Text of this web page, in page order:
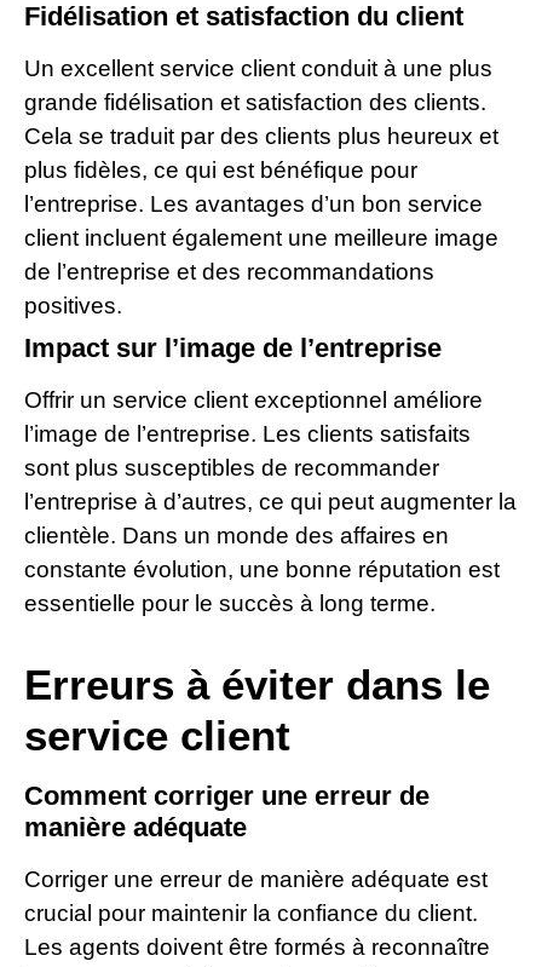
Fidélisation et satisfaction du client
Un excellent service client conduit à une plus
grande fidélisation et satisfaction des clients.
Cela se traduit par des clients plus heureux et
plus fidèles, ce qui est bénéfique pour
l’entreprise. Les avantages d’un bon service
client incluent également une meilleure image
de l’entreprise et des recommandations
positives.
Impact sur l’image de l’entreprise
Offrir un service client exceptionnel améliore
l’image de l’entreprise. Les clients satisfaits
sont plus susceptibles de recommander
l’entreprise à d’autres, ce qui peut augmenter la
clientèle. Dans un monde des affaires en
constante évolution, une bonne réputation est
essentielle pour le succès à long terme.
Erreurs à éviter dans le
service client
Comment corriger une erreur de
manière adéquate
Corriger une erreur de manière adéquate est
crucial pour maintenir la confiance du client.
Les agents doivent être formés à reconnaître